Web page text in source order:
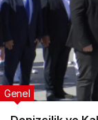
Genel